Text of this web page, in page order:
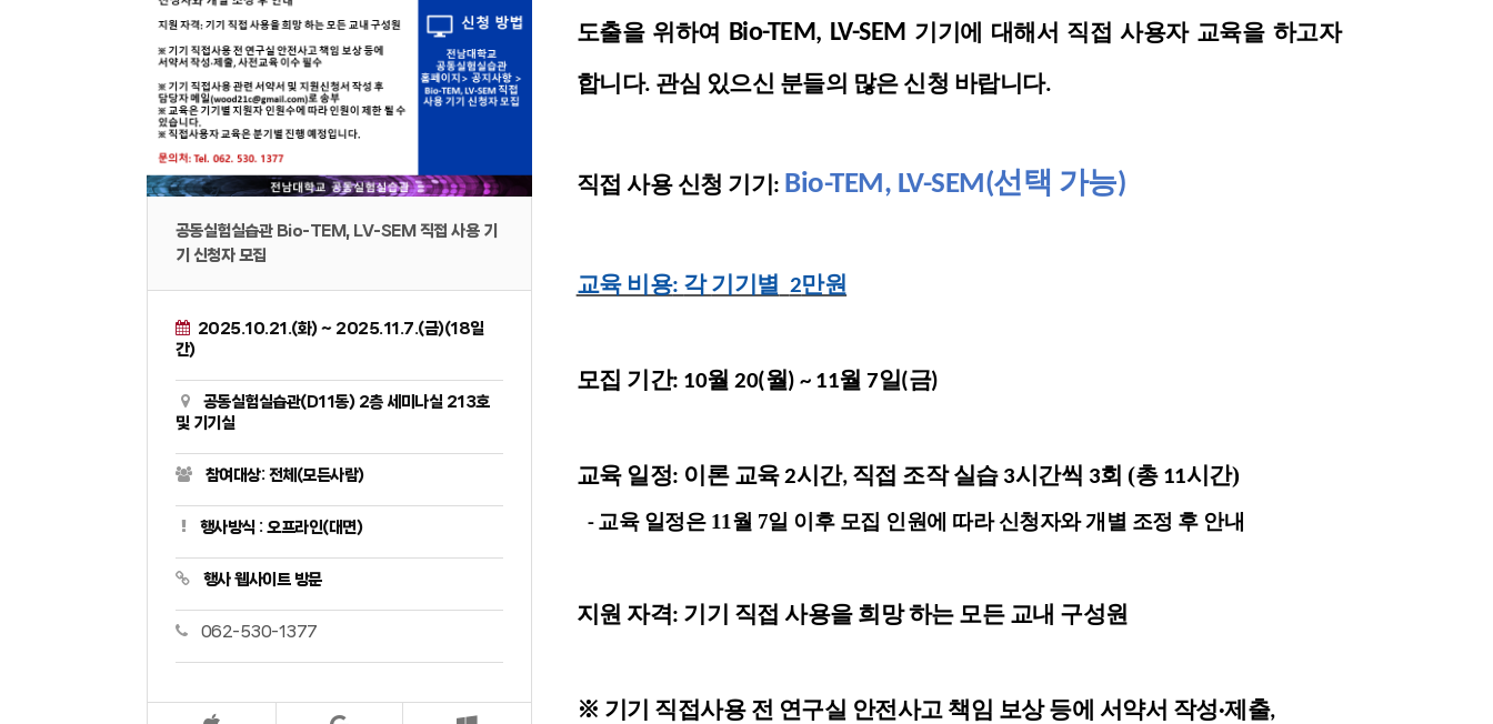
공동실험실습관 Bio-TEM, LV-SEM 직접 사용 기
기 신청자 모집
2025.10.21.(화) ~ 2025.11.7.(금)(18일
간)
공동실험실습관(D11동) 2층 세미나실 213호
및 기기실
참여대상: 전체(모든사람)
행사방식 : 오프라인(대면)
행사 웹사이트 방문
062-530-1377
도출을 위하여
Bio-TEM, LV-SEM 기기에 대해서 직접사용자 교육을 하고자
합니다. 관심 있으신 분들의 많은 신청 바랍니다.
직접 사용 신청 기기 : Bio-TEM, LV-SEM(선택 가능)
교육 비용: 각기기별 2만원
모집 기간: 10월 20(월) ~ 11월7일(금)
교육 일정: 이론 교육2시간,직접 조작 실습 3시간씩 3회 (총 11시간)
- 교육 일정은 11월 7일 이후 모집 인원에 따라 신청자와 개별 조정 후 안내
지원 자격: 기기 직접 사용을 희망 하는 모든 교내 구성원
※ 기기 직접사용 전 연구실 안전사고 책임 보상 등에 서약서 작성·제출,